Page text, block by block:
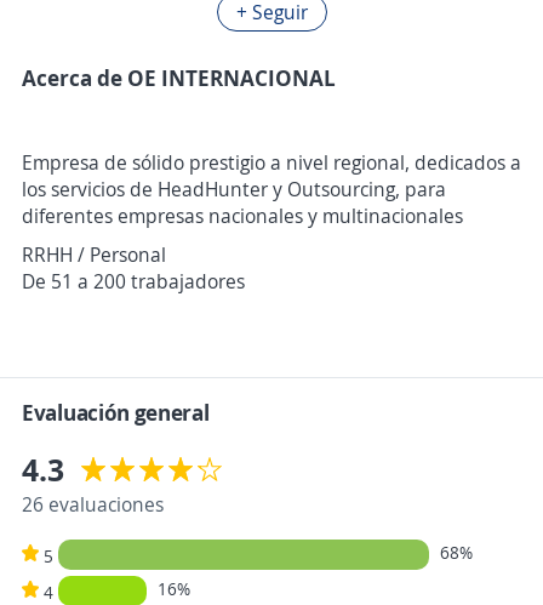
+ Seguir
Acerca de OE INTERNACIONAL
Empresa de sólido prestigio a nivel regional, dedicados a
los servicios de HeadHunter y Outsourcing, para
diferentes empresas nacionales y multinacionales
RRHH / Personal
De 51 a 200 trabajadores
Evaluación general
4.3
26 evaluaciones
5
68%
4
16%